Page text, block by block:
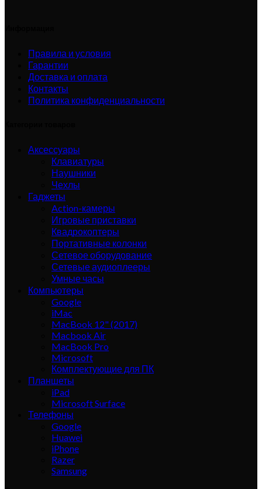
Правила и условия
Гарантии
Доставка и оплата
Контакты
Политика конфиденциальности
Аксессуары
Клавиатуры
Наушники
Чехлы
Гаджеты
Action-камеры
Игровые приставки
Квадрокоптеры
Портативные колонки
Сетевое оборудование
Сетевые аудиоплееры
Умные часы
Компьютеры
Google
iMac
MacBook 12" (2017)
Macbook Air
MacBook Pro
Microsoft
Комплектующие для ПК
Планшеты
iPad
Microsoft Surface
Телефоны
Google
Huawei
iPhone
Razer
Samsung